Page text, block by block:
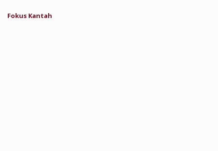
Fokus Kantah